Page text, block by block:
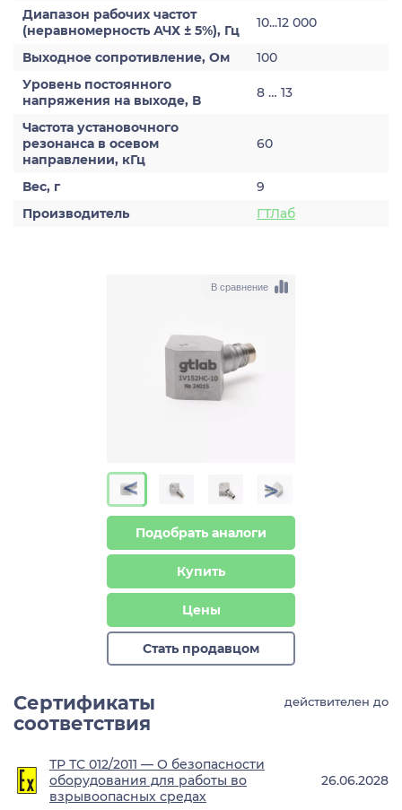
Диапазон рабочих частот
(неравномерность АЧХ ± 5%), Гц
10...12 000
Выходное сопротивление, Ом
100
Уровень постоянного
напряжения на выходе, В
8 … 13
Частота установочного
резонанса в осевом
направлении, кГц
60
Вес, г
9
Производитель
ГТЛаб
В сравнение
> >
Подобрать аналоги
Купить
Цены
Стать продавцом
Сертификаты
соответствия
действителен до
ТР ТС 012/2011 — О безопасности
оборудования для работы во
взрывоопасных средах
26.06.2028